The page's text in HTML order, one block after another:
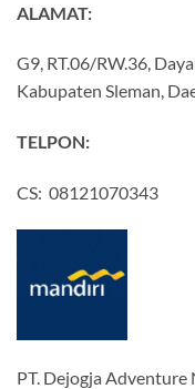
ALAMAT:
G9, RT.06/RW.36,
Kabupaten Sleman,
TELPON:
CS: 08121070343
PT. Dejogja Adventure